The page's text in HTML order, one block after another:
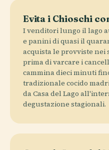
Evita i Chioschi
I venditori lungo il lago
e panini di quasi il
acquista le provviste
prima di varcare i
cammina dieci minuti
tradizionale cocido
da Casa del Lago
degustazione stagionali.